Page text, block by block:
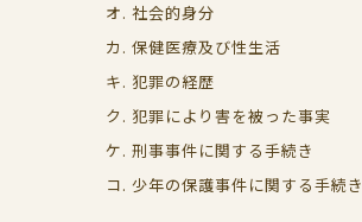
社会的身分
保健医療及び性生活
犯罪の経歴
犯罪により害を被った事実
刑事事件に関する手続き
少年の保護事件に関する手続き